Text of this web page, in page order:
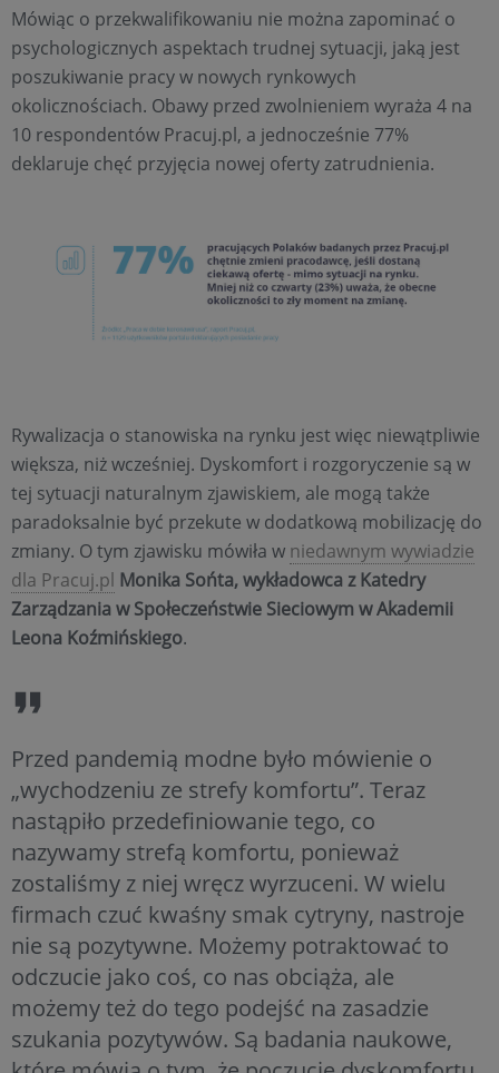
Mówiąc o przekwalifikowaniu nie można zapominać o
psychologicznych aspektach trudnej sytuacji, jaką jest
poszukiwanie pracy w nowych rynkowych
okolicznościach. Obawy przed zwolnieniem wyraża 4 na
10 respondentów Pracuj.pl, a jednocześnie 77%
deklaruje chęć przyjęcia nowej oferty zatrudnienia.
Rywalizacja o stanowiska na rynku jest więc niewątpliwie
większa, niż wcześniej. Dyskomfort i rozgoryczenie są w
tej sytuacji naturalnym zjawiskiem, ale mogą także
paradoksalnie być przekute w dodatkową mobilizację do
zmiany. O tym zjawisku mówiła w niedawnym wywiadzie
dla Pracuj.pl Monika Sońta, wykładowca z Katedry
Zarządzania w Społeczeństwie Sieciowym w Akademii
Leona Koźmińskiego.
Przed pandemią modne było mówienie o
„wychodzeniu ze strefy komfortu”. Teraz
nastąpiło przedefiniowanie tego, co
nazywamy strefą komfortu, ponieważ
zostaliśmy z niej wręcz wyrzuceni. W wielu
firmach czuć kwaśny smak cytryny, nastroje
nie są pozytywne. Możemy potraktować to
odczucie jako coś, co nas obciąża, ale
możemy też do tego podejść na zasadzie
szukania pozytywów. Są badania naukowe,